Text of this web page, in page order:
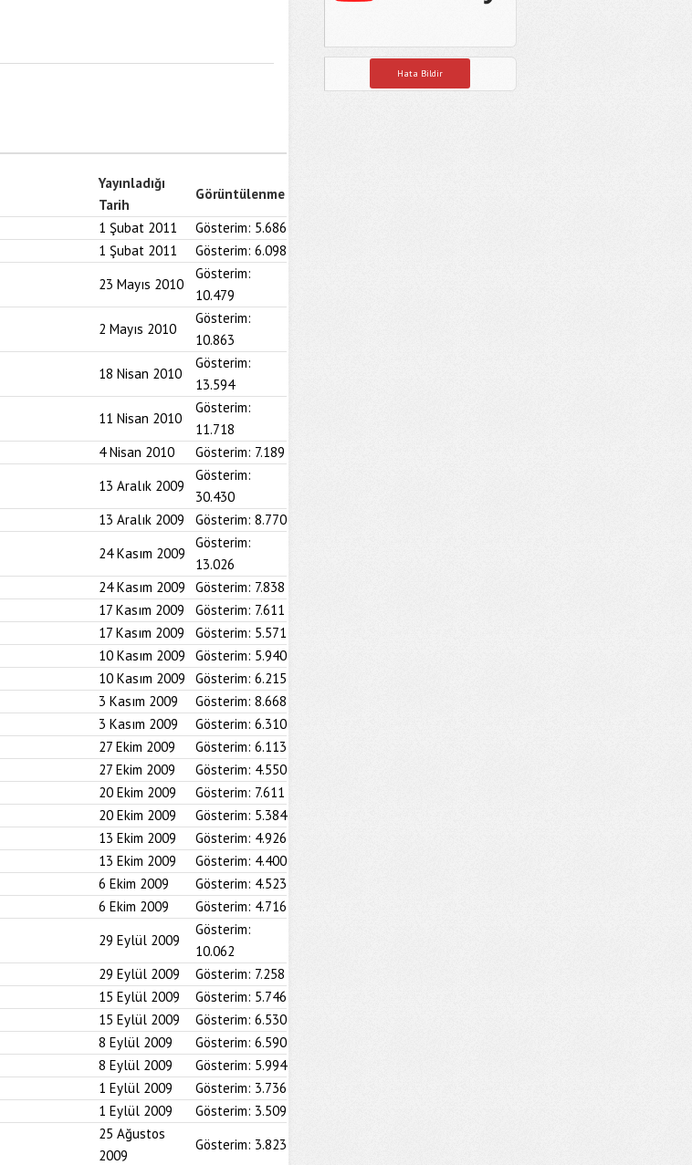
Yayınladığı
Tarih
Görüntülenme
1 Şubat 2011 Gösterim: 5.686
1 Şubat 2011 Gösterim: 6.098
23 Mayıs 2010
Gösterim:
10.479
2 Mayıs 2010
Gösterim:
10.863
18 Nisan 2010
Gösterim:
13.594
11 Nisan 2010
Gösterim:
11.718
4 Nisan 2010 Gösterim: 7.189
13 Aralık 2009
Gösterim:
30.430
13 Aralık 2009 Gösterim: 8.770
24 Kasım 2009
Gösterim:
13.026
24 Kasım 2009 Gösterim: 7.838
17 Kasım 2009 Gösterim: 7.611
17 Kasım 2009 Gösterim: 5.571
10 Kasım 2009 Gösterim: 5.940
10 Kasım 2009 Gösterim: 6.215
3 Kasım 2009 Gösterim: 8.668
3 Kasım 2009 Gösterim: 6.310
27 Ekim 2009 Gösterim: 6.113
27 Ekim 2009 Gösterim: 4.550
20 Ekim 2009 Gösterim: 7.611
20 Ekim 2009 Gösterim: 5.384
13 Ekim 2009 Gösterim: 4.926
13 Ekim 2009 Gösterim: 4.400
6 Ekim 2009 Gösterim: 4.523
6 Ekim 2009 Gösterim: 4.716
29 Eylül 2009
Gösterim:
10.062
29 Eylül 2009 Gösterim: 7.258
15 Eylül 2009 Gösterim: 5.746
15 Eylül 2009 Gösterim: 6.530
8 Eylül 2009 Gösterim: 6.590
8 Eylül 2009 Gösterim: 5.994
1 Eylül 2009 Gösterim: 3.736
1 Eylül 2009 Gösterim: 3.509
25 Ağustos
2009
Gösterim: 3.823
Hata Bildir